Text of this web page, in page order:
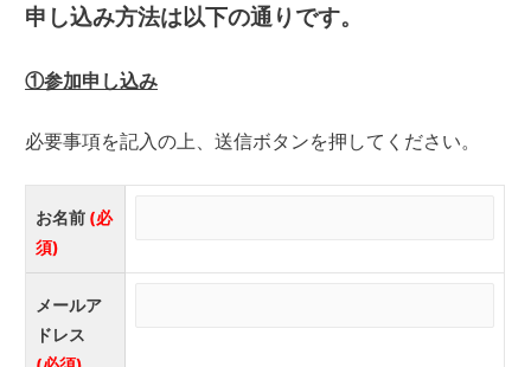
申し込み方法は以下の通りです。
①参加申し込み
必要事項を記入の上、送信ボタンを押してください。
お名前 (必
須)
メールア
ドレス